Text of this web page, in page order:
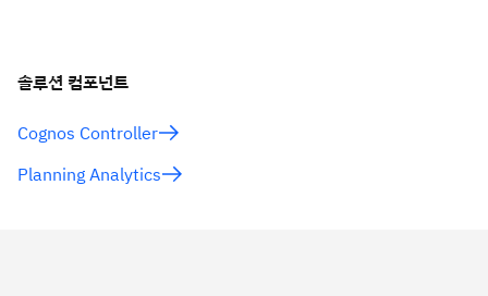
솔루션 컴포넌트
Cognos Controller
Planning Analytics